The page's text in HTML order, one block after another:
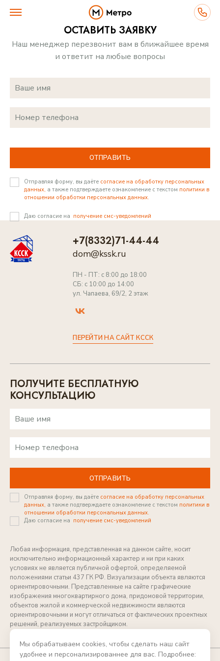
ВЫБЕРИТЕ ДОМ
ПЛАНИРОВКИ
ПРЕИМУЩЕСТВА
ВАРИАНТЫ ОПЛАТЫ
ВЫБРАТЬ КВАРТИРУ
Мы обрабатываем cookies, чтобы сделать наш сайт
удобнее и персонализированнее для вас. Подробнее:
ОСТАВИТЬ ЗАЯВКУ
Наш менеджер перезвонит вам в ближайшее время
и ответит на любые вопросы
ОТПРАВИТЬ
Отправляя форму, вы даёте согласие на обработку персональных
данных, а также подтверждаете ознакомление с текстом политики в
отношении обработки персональных данных.
Даю согласие на получение смс-уведомлений
ПОЛУЧИТЕ БЕСПЛАТНУЮ
КОНСУЛЬТАЦИЮ
ОТПРАВИТЬ
Отправляя форму, вы даёте согласие на обработку персональных
данных, а также подтверждаете ознакомление с текстом политики в
отношении обработки персональных данных.
Даю согласие на получение смс-уведомлений
Любая информация, представленная на данном сайте, носит
исключительно информационный характер и ни при каких
условиях не является публичной офертой, определяемой
положениями статьи 437 ГК РФ. Визуализации объекта являются
ориентировочными. Представленные на сайте графические
изображения многоквартирного дома, придомовой территории,
объектов жилой и коммерческой недвижимости являются
ориентировочными и могут отличаться от фактических проектных
решений, реализуемых застройщиком.
+7(8332)71-44-44
dom@kssk.ru
ПН - ПТ: с 8:00 до 18:00
СБ: с 10:00 до 14:00
ул. Чапаева, 69/2, 2 этаж
ПЕРЕЙТИ НА САЙТ КССК